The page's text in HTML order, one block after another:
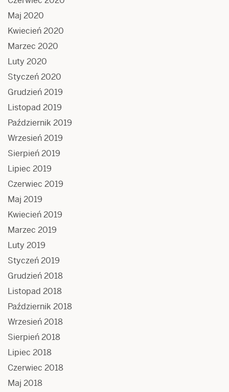
Maj 2020
Kwiecień 2020
Marzec 2020
Luty 2020
Styczeń 2020
Grudzień 2019
Listopad 2019
Październik 2019
Wrzesień 2019
Sierpień 2019
Lipiec 2019
Czerwiec 2019
Maj 2019
Kwiecień 2019
Marzec 2019
Luty 2019
Styczeń 2019
Grudzień 2018
Listopad 2018
Październik 2018
Wrzesień 2018
Sierpień 2018
Lipiec 2018
Czerwiec 2018
Maj 2018